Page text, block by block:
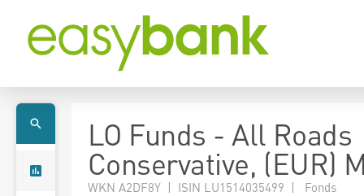
LO Funds - All Roads
Conservative, (EUR)
WKN A2DF8Y | ISIN LU1514035499 | Fonds